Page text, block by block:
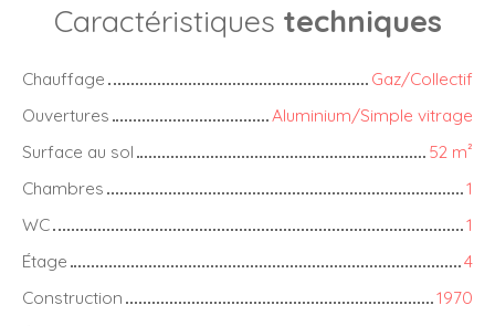
Caractéristiques techniques
Chauffage
Gaz/Collectif
Ouvertures
Aluminium/Simple vitrage
Surface au sol
52 m²
Chambres
1
WC
1
Étage
4
Construction
1970